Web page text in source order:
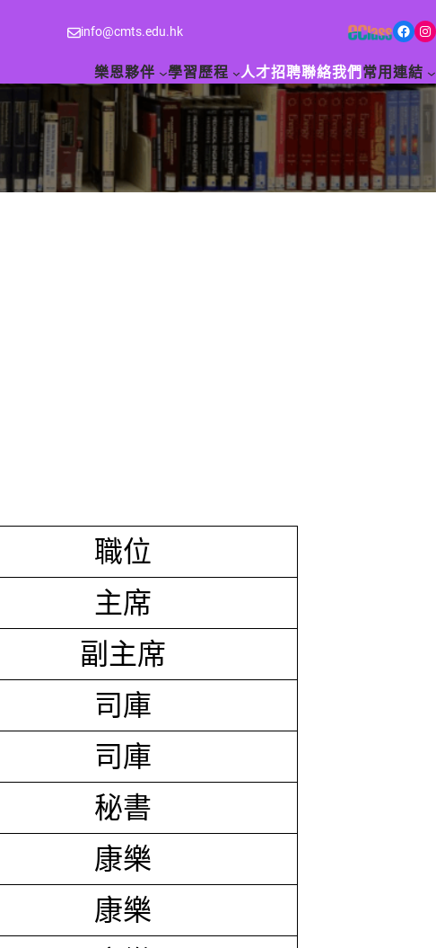
info@cmts.edu.hk Facebook Instagram
樂恩夥伴 學習歷程 人才招聘聯絡我們 常用連結
職位
主席
副主席
司庫
司庫
秘書
康樂
康樂